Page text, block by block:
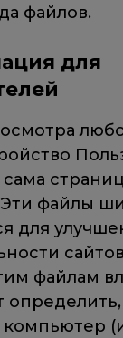
файлов.
для
файлы
для
файлам